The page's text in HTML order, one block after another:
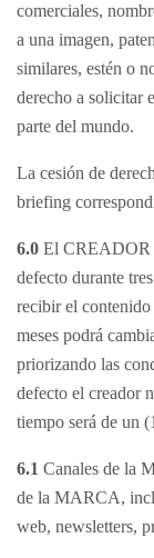
comerciales,
a una imagen,
similares, estén o
derecho a solicitar
parte del mundo.
La cesión de
briefing
6.0 El CREADOR
defecto durante
recibir el
meses podrá
priorizando las
defecto el creador
tiempo será de un
6.1 Canales de la
de la MARCA,
web, newsletters,